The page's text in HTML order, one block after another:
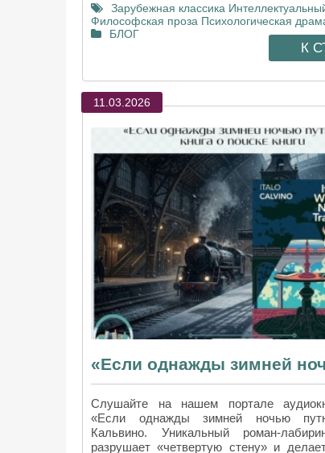
Зарубежная классика
Философская проза Психологическая
БЛОГ
К
11.03.2026
Слушайте на нашем портале
«Если однажды зимней ночью
Кальвино. Уникальный роман-
разрушает «четвертую стену» и